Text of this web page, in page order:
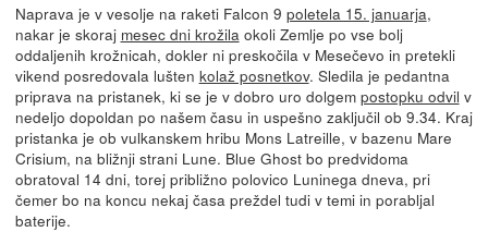
Naprava je v vesolje na raketi Falcon 9 poletela 15. januarja,
nakar je skoraj mesec dni krožila okoli Zemlje po vse bolj
oddaljenih krožnicah, dokler ni preskočila v Mesečevo in pretekli
vikend posredovala lušten kolaž posnetkov. Sledila je pedantna
priprava na pristanek, ki se je v dobro uro dolgem postopku odvil v
nedeljo dopoldan po našem času in uspešno zaključil ob 9.34. Kraj
pristanka je ob vulkanskem hribu Mons Latreille, v bazenu Mare
Crisium, na bližnji strani Lune. Blue Ghost bo predvidoma
obratoval 14 dni, torej približno polovico Luninega dneva, pri
čemer bo na koncu nekaj časa preždel tudi v temi in porabljal
baterije.